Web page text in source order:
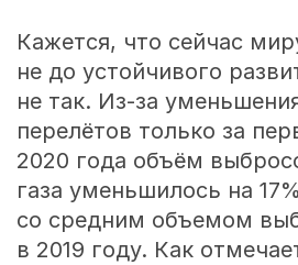
Кажется, что сейчас
не до устойчивого
не так. Из-за
перелётов только за
2020 года объём
газа уменьшилось на
со средним объемом
в 2019 году. Как